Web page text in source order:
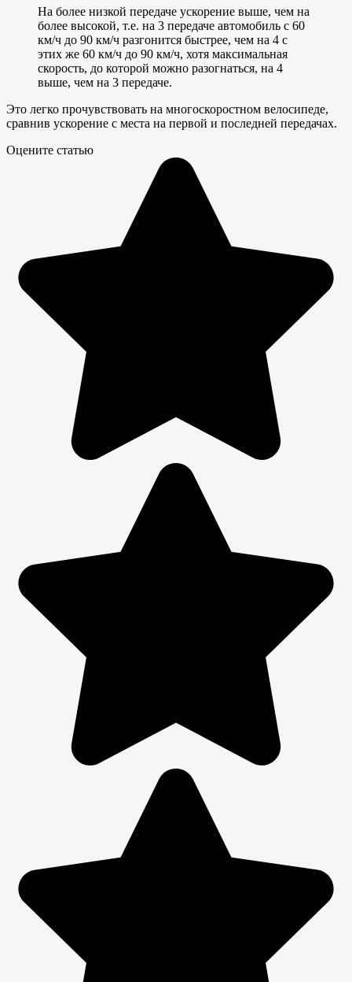
На более низкой передаче ускорение выше, чем на
более высокой, т.е. на 3 передаче автомобиль с 60
км/ч до 90 км/ч разгонится быстрее, чем на 4 с
этих же 60 км/ч до 90 км/ч, хотя максимальная
скорость, до которой можно разогнаться, на 4
выше, чем на 3 передаче.
Это легко прочувствовать на многоскоростном велосипеде,
сравнив ускорение с места на первой и последней передачах.
Оцените статью